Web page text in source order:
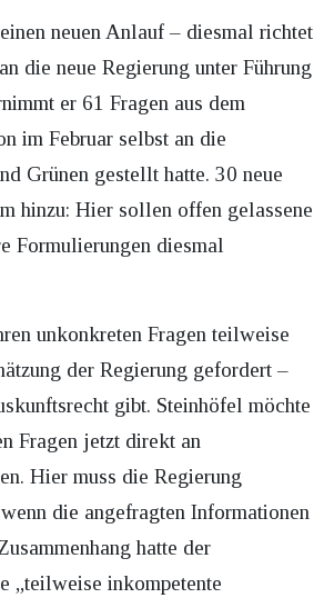
neuen Anlauf – diesmal richtet
die neue Regierung unter Führung
er 61 Fragen aus dem
im Februar selbst an die
Grünen gestellt hatte. 30 neue
hinzu: Hier sollen offen gelassene
Formulierungen diesmal
unkonkreten Fragen teilweise
der Regierung gefordert –
gibt. Steinhöfel möchte
Fragen jetzt direkt an
Hier muss die Regierung
die angefragten Informationen
hatte der
„teilweise inkompetente